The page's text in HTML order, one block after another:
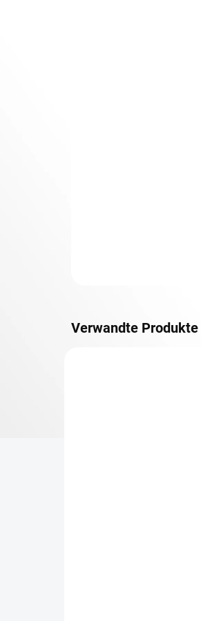
Verwandte Produkte